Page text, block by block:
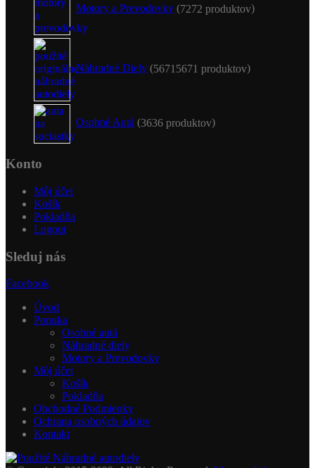
Motory a Prevodovky 7272 produktov
Náhradné Diely 5671 5671 produktov
Osobné Autá 3636 produktov
Konto
Môj účet
Košík
Pokladňa
Logout
Sleduj nás
Facebook
Úvod
Ponuka
Osobné autá
Náhradné diely
Motory a Prevodovky
Môj účet
Košík
Pokladňa
Obchodné Podmienky
Ochrana osobných údajov
Kontakt